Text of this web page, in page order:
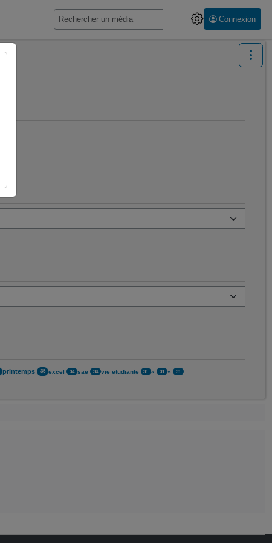
Connexion
printemps 35 excel 34 sae 34 vie etudiante 31 « 31 » 31